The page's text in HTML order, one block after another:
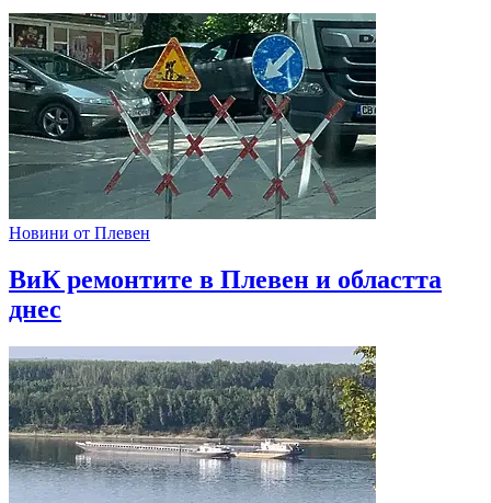
Новини от Плевен
ВиК ремонтите в Плевен и областта
днес